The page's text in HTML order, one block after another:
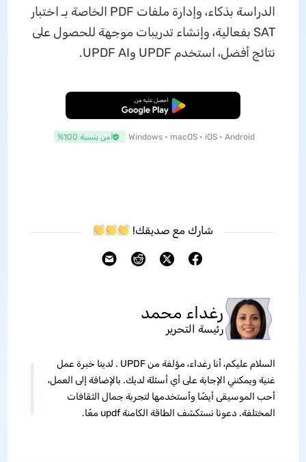
الدراسة بذكاء، وإدارة ملفات PDF الخاصة بـ اختبار
SAT بفعالية، وإنشاء تدريبات موجهة للحصول على
نتائج أفضل، استخدم UPDF وUPDF AI.
تنزيل مجاني
Windows • macOS • iOS • Android آمن بنسبة 100%
شارك مع صديقك!
رغداء محمد
رئيسة التحرير
السلام عليكم، أنا رغداء، مؤلفة من UPDF . لدينا خبرة عمل
غنية ويمكنني الإجابة على أي أسئلة لديك. بالإضافة إلى العمل،
أحب الموسيقى أيضًا وأستخدمها لتجربة جمال الثقافات
المختلفة. دعونا نستكشف الطاقة الكامنة updf معًا.